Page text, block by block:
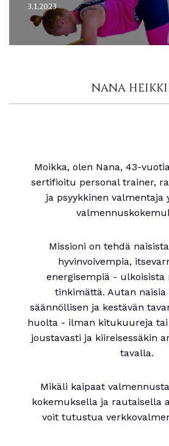
3.1.2023
NANA
Moikka, olen Nana, 43-
sertifioitu personal trainer,
ja psyykkinen valmentaja
Missioni on tehdä
hyvinvoivempia,
energisempiä -
tinkimättä. Autan naisia
säännöllisen ja kestävän
huolta - ilman kitukuureja
joustavasti ja kiireisessäkin
tavalla.
Mikäli kaipaat
kokemuksella ja rautaisella
voit tutustua